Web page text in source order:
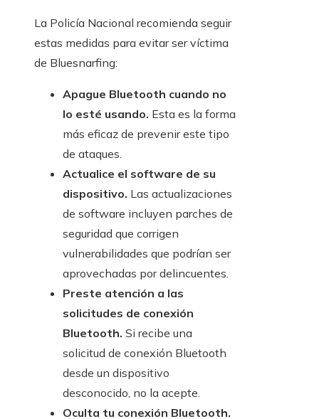
La Policía Nacional recomienda seguir
estas medidas para evitar ser víctima
de Bluesnarfing:
Apague Bluetooth cuando no
lo esté usando. Esta es la forma
más eficaz de prevenir este tipo
de ataques.
Actualice el software de su
dispositivo. Las actualizaciones
de software incluyen parches de
seguridad que corrigen
vulnerabilidades que podrían ser
aprovechadas por delincuentes.
Preste atención a las
solicitudes de conexión
Bluetooth. Si recibe una
solicitud de conexión Bluetooth
desde un dispositivo
desconocido, no la acepte.
Oculta tu conexión Bluetooth.